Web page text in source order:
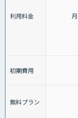
利用料金
初期費用
無料プラン